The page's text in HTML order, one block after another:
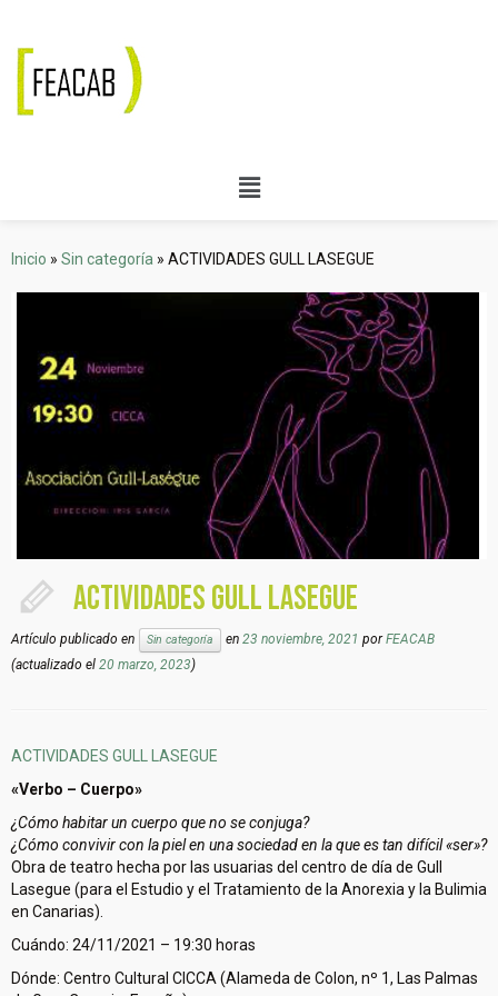
Inicio » Sin categoría » ACTIVIDADES GULL LASEGUE
ACTIVIDADES GULL LASEGUE
Artículo publicado en Sin categoría en 23 noviembre, 2021 porFEACAB
(actualizado el 20 marzo, 2023)
ACTIVIDADES GULL LASEGUE
«Verbo – Cuerpo»
¿Cómo habitar un cuerpo que no se conjuga?
¿Cómo convivir con la piel en una sociedad en la que es tan difícil «ser»?
Obra de teatro hecha por las usuarias del centro de día de Gull
Lasegue (para el Estudio y el Tratamiento de la Anorexia y la Bulimia
en Canarias).
Cuándo: 24/11/2021 – 19:30 horas
Dónde: Centro Cultural CICCA (Alameda de Colon, nº 1, Las Palmas